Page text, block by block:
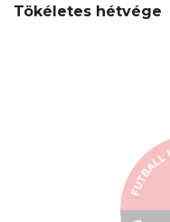
Tökéletes hétvége